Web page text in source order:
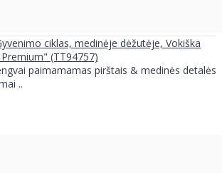
ciklas, medinėje dėžutėje, Vokiška
(TT94757)
paimamamas pirštais & medinės detalės
..